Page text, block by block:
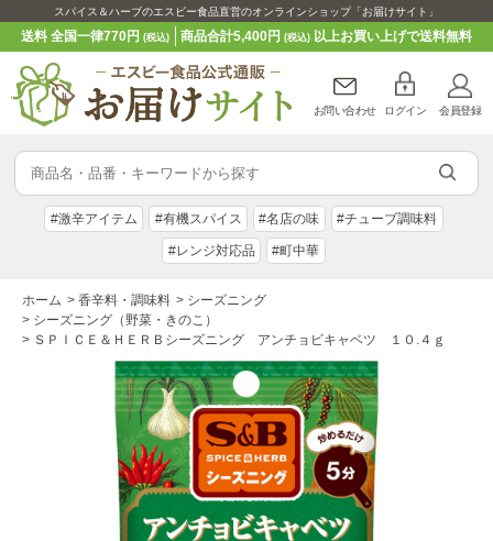
スパイス＆ハーブのエスビー食品直営のオンラインショップ「お届けサイト」
送料 全国一律770円(税込) 商品合計5,400円 (税込)以上お買い上げで送料無料
お問い合わせ ログイン 会員登録
#激辛アイテム #有機スパイス #名店の味 #チューブ調味料
#レンジ対応品 #町中華
ホーム > 香辛料・調味料 > シーズニング
> シーズニング（野菜・きのこ）
> ＳＰＩＣＥ＆ＨＥＲＢシーズニング アンチョビキャベツ １０.４ｇ